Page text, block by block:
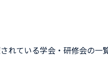
ている学会・研修会の一